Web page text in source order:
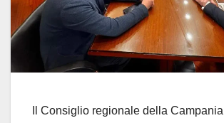
Il Consiglio regionale della